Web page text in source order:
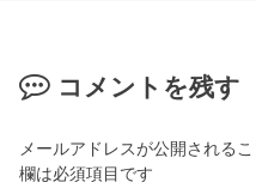
コメントを残す
メールアドレスが公開されるこ
欄は必須項目です